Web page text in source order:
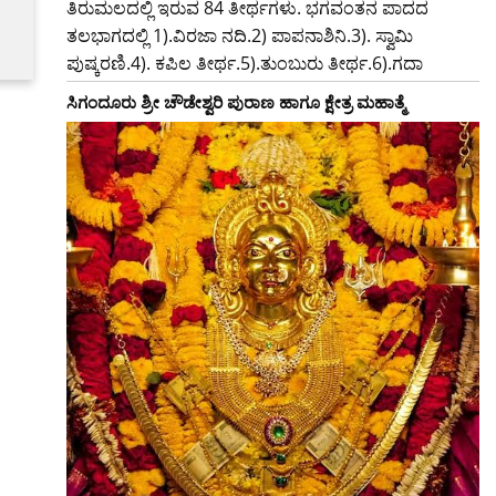
ತಿರುಮಲದಲ್ಲಿ ಇರುವ 84 ತೀರ್ಥಗಳು. ಭಗವಂತನ ಪಾದದ
ತಲಭಾಗದಲ್ಲಿ 1).ವಿರಜಾ ನದಿ.2) ಪಾಪನಾಶಿನಿ.3). ಸ್ವಾಮಿ
ಪುಷ್ಕರಣಿ.4). ಕಪಿಲ ತೀರ್ಥ.5).ತುಂಬುರು ತೀರ್ಥ.6).ಗದಾ
ಸಿಗಂದೂರು ಶ್ರೀ ಚೌಡೇಶ್ವರಿ ಪುರಾಣ ಹಾಗೂ ಕ್ಷೇತ್ರ ಮಹಾತ್ಮೆ